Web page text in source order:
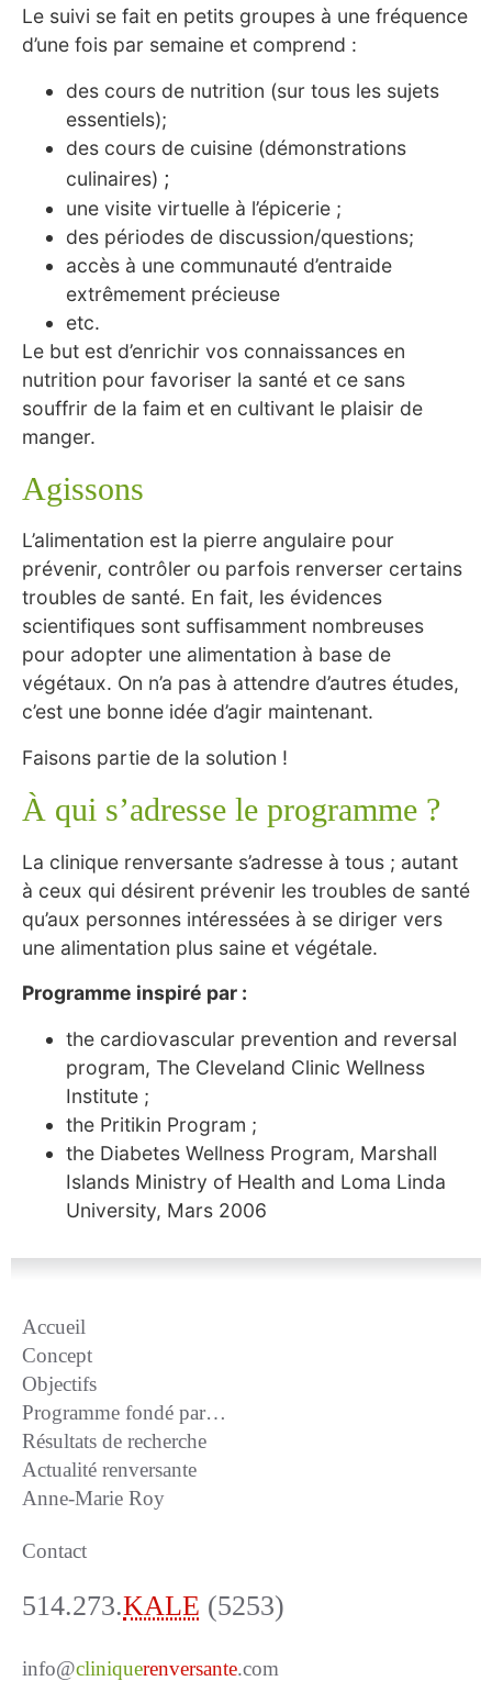
Le suivi se fait en petits groupes à une fréquence
d’une fois par semaine et comprend :
des cours de nutrition (sur tous les sujets
essentiels);
des cours de cuisine (démonstrations
culinaires) ;
une visite virtuelle à l’épicerie ;
des périodes de discussion/questions;
accès à une communauté d’entraide
extrêmement précieuse
etc.
Le but est d’enrichir vos connaissances en
nutrition pour favoriser la santé et ce sans
souffrir de la faim et en cultivant le plaisir de
manger.
Agissons
L’alimentation est la pierre angulaire pour
prévenir, contrôler ou parfois renverser certains
troubles de santé. En fait, les évidences
scientifiques sont suffisamment nombreuses
pour adopter une alimentation à base de
végétaux. On n’a pas à attendre d’autres études,
c’est une bonne idée d’agir maintenant.
Faisons partie de la solution !
À qui s’adresse le programme ?
La clinique renversante s’adresse à tous ; autant
à ceux qui désirent prévenir les troubles de santé
qu’aux personnes intéressées à se diriger vers
une alimentation plus saine et végétale.
Programme inspiré par :
the cardiovascular prevention and reversal
program, The Cleveland Clinic Wellness
Institute ;
the Pritikin Program ;
the Diabetes Wellness Program, Marshall
Islands Ministry of Health and Loma Linda
University, Mars 2006
Accueil
Concept
Objectifs
Programme fondé par…
Résultats de recherche
Actualité renversante
Anne-Marie Roy
Contact
514.273.KALE (5253)
info@cliniquerenversante.com